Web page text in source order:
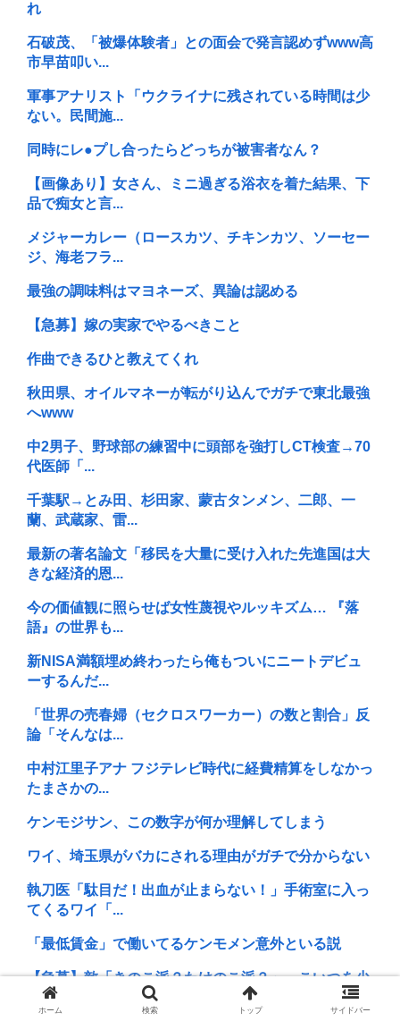
れ
石破茂、「被爆体験者」との面会で発言認めずwww高
市早苗叩い...
軍事アナリスト「ウクライナに残されている時間は少
ない。民間施...
同時にレ●プし合ったらどっちが被害者なん？
【画像あり】女さん、ミニ過ぎる浴衣を着た結果、下
品で痴女と言...
メジャーカレー（ロースカツ、チキンカツ、ソーセー
ジ、海老フラ...
最強の調味料はマヨネーズ、異論は認める
【急募】嫁の実家でやるべきこと
作曲できるひと教えてくれ
秋田県、オイルマネーが転がり込んでガチで東北最強
へwww
中2男子、野球部の練習中に頭部を強打しCT検査→70
代医師「...
千葉駅→とみ田、杉田家、蒙古タンメン、二郎、一
蘭、武蔵家、雷...
最新の著名論文「移民を大量に受け入れた先進国は大
きな経済的恩...
今の価値観に照らせば女性蔑視やルッキズム… 『落
語』の世界も...
新NISA満額埋め終わったら俺もついにニートデビュ
ーするんだ...
「世界の売春婦（セクロスワーカー）の数と割合」反
論「そんなは...
中村江里子アナ フジテレビ時代に経費精算をしなかっ
たまさかの...
ケンモジサン、この数字が何か理解してしまう
ワイ、埼玉県がバカにされる理由がガチで分からない
執刀医「駄目だ！出血が止まらない！」手術室に入っ
てくるワイ「...
「最低賃金」で働いてるケンモメン意外といる説
【急募】敵「きのこ派？たけのこ派？」←こいつを少
しだけイラつ...
ホーム 検索 トップ サイドバー